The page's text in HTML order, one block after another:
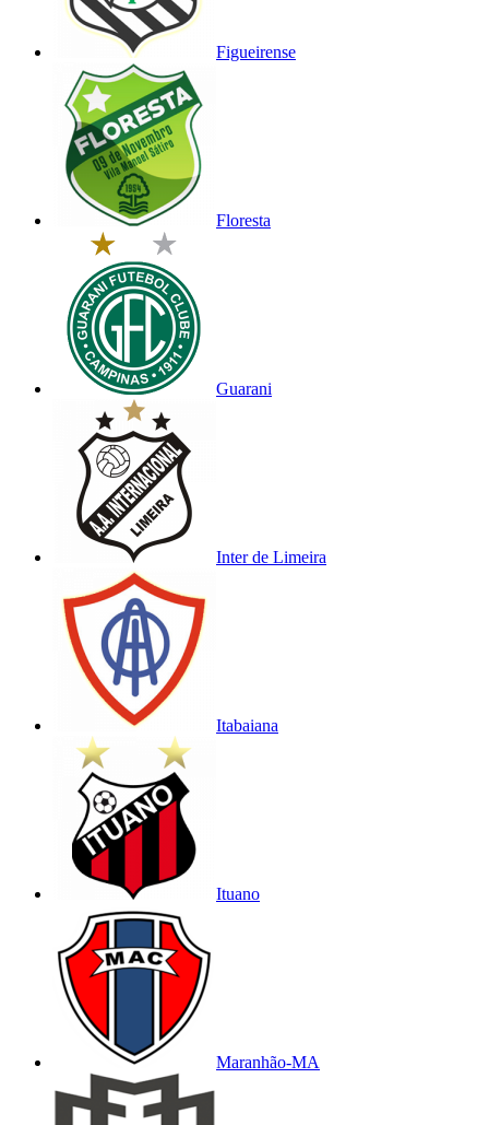
Figueirense
Floresta
Guarani
Inter de Limeira
Itabaiana
Ituano
Maranhão-MA